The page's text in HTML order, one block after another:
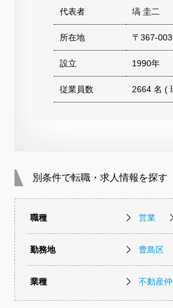
代表者 塙 圭二
所在地 〒367-
設立 1990年
従業員数 2664 名 (
別条件で転職・求人情報を探す
職種 営業
勤務地 豊島区
業種 不動産